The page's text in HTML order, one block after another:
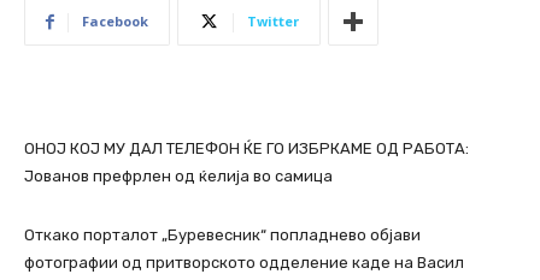
Facebook Twitter
ОНОЈ КОЈ МУ ДАЛ ТЕЛЕФОН ЌЕ ГО ИЗБРКАМЕ ОД РАБОТА:
Јованов префрлен од ќелија во самица
Откако порталот „Буревесник“ попладнево објави
фотографии од притворското одделение каде на Васил